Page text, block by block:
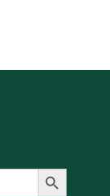
Botão De Pesquisa